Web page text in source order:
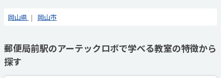
岡山県 岡山市
郵便局前駅のアーテックロボで学べる教室の特徴から
探す